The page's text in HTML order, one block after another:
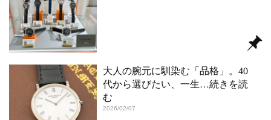
大人の腕元に馴染む「品格」。40
代から選びたい、一生…続きを読
む
2026/02/07